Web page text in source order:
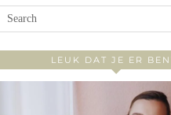
LEUK DAT JE ER